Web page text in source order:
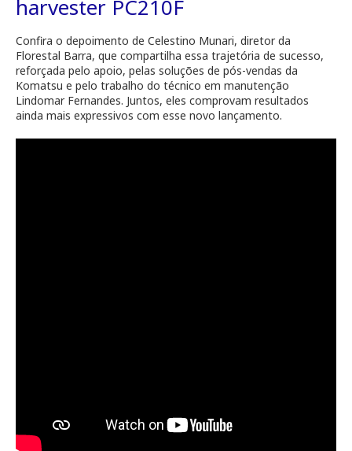
harvester PC210F
Confira o depoimento de Celestino Munari, diretor da
Florestal Barra, que compartilha essa trajetória de sucesso,
reforçada pelo apoio, pelas soluções de pós-vendas da
Komatsu e pelo trabalho do técnico em manutenção
Lindomar Fernandes. Juntos, eles comprovam resultados
ainda mais expressivos com esse novo lançamento.